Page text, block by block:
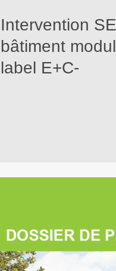
Intervention
bâtiment
label E+C-